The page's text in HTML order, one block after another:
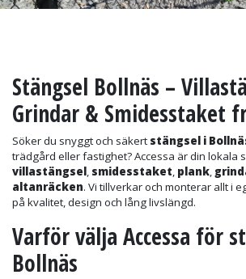
Stängsel Bollnäs –
Grindar & Smidesstaket
Söker du snyggt och säkert stängsel i
trädgård eller fastighet? Accessa är din lokala
villastängsel, smidesstaket, plank,
altanräcken. Vi tillverkar och monterar allt i
på kvalitet, design och lång livslängd.
Varför välja Accessa för
Bollnäs